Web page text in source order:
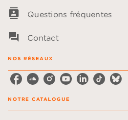
contacts Questions fréquentes
question_answer Contact
NOS RÉSEAUX
NOTRE CATALOGUE